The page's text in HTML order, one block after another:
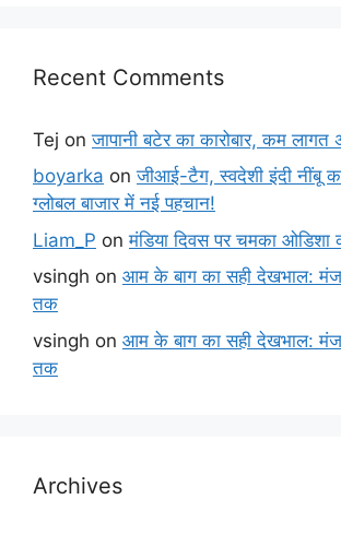
Recent Comments
Tej onजापानी बटेर का कारोबार, कम लागत
boyarka onजीआई-टैग, स्वदेशी इंदी नींबू
ग्लोबल बाजार में नई पहचान!
Liam_P onमंडिया दिवस पर चमका ओडिशा
vsingh on आम के बाग का सही देखभाल:
तक
vsingh on आम के बाग का सही देखभाल:
तक
Archives